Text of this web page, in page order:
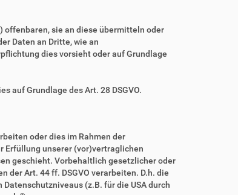
offenbaren, sie an diese übermitteln oder
Daten an Dritte, wie an
dies vorsieht oder auf Grundlage
auf Grundlage des Art. 28 DSGVO.
oder dies im Rahmen der
Erfüllung unserer (vor)vertraglichen
geschieht. Vorbehaltlich gesetzlicher oder
der Art. 44 ff. DSGVO verarbeiten. D.h. die
(z.B. für die USA durch